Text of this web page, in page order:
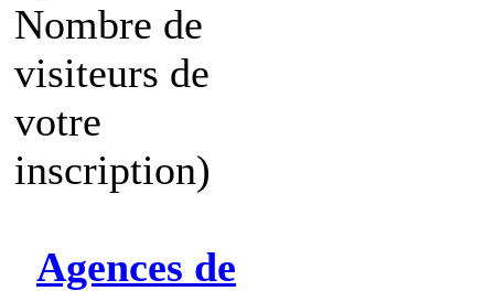
Nombre de
visiteurs de
votre
inscription)
Agences de